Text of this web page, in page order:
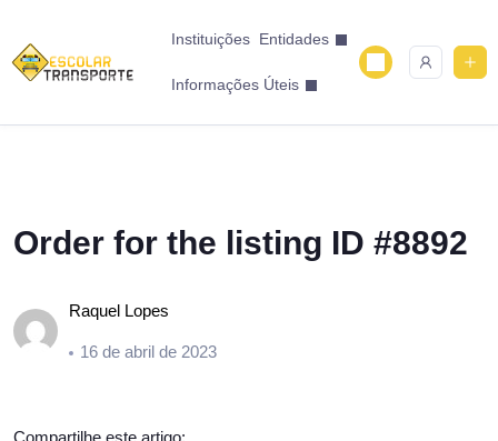
Instituições Entidades
Informações Úteis
Order for the listing ID #8892
Raquel Lopes
16 de abril de 2023
Compartilhe este artigo: